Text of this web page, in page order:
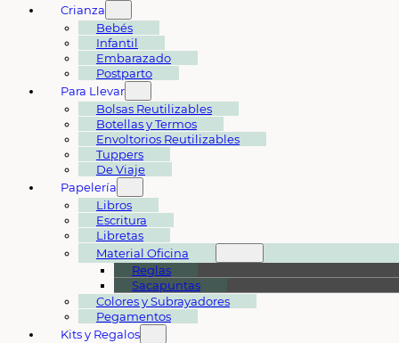
Crianza
Bebés
Infantil
Embarazado
Postparto
Para Llevar
Bolsas Reutilizables
Botellas y Termos
Envoltorios Reutilizables
Tuppers
De Viaje
Papelería
Libros
Escritura
Libretas
Material Oficina
Reglas
Sacapuntas
Colores y Subrayadores
Pegamentos
Kits y Regalos